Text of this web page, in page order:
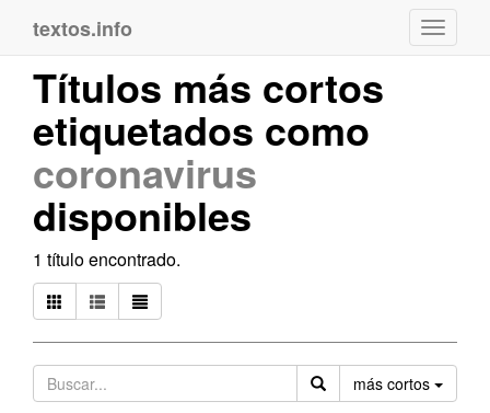
textos.info
Títulos más cortos
etiquetados como
coronavirus
disponibles
1 título encontrado.
más cortos